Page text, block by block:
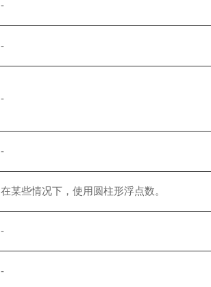
-
-
-
-
在某些情况下，使用圆柱形浮点数。
-
-